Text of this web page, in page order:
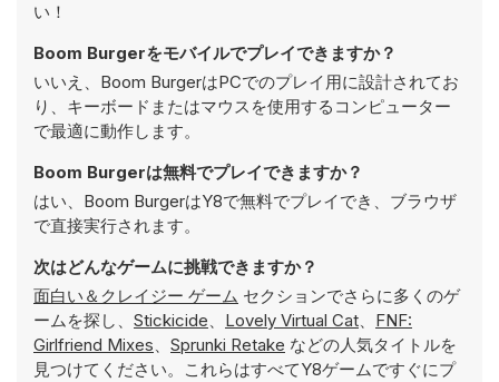
い！
Boom Burgerをモバイルでプレイできますか？
いいえ、Boom BurgerはPCでのプレイ用に設計されてお
り、キーボードまたはマウスを使用するコンピューター
で最適に動作します。
Boom Burgerは無料でプレイできますか？
はい、Boom BurgerはY8で無料でプレイでき、ブラウザ
で直接実行されます。
次はどんなゲームに挑戦できますか？
面白い＆クレイジー ゲーム セクションでさらに多くのゲ
ームを探し、 Stickicide、 Lovely Virtual Cat、 FNF:
Girlfriend Mixes、 Sprunki Retake などの人気タイトルを
見つけてください。これらはすべてY8ゲームですぐにプ